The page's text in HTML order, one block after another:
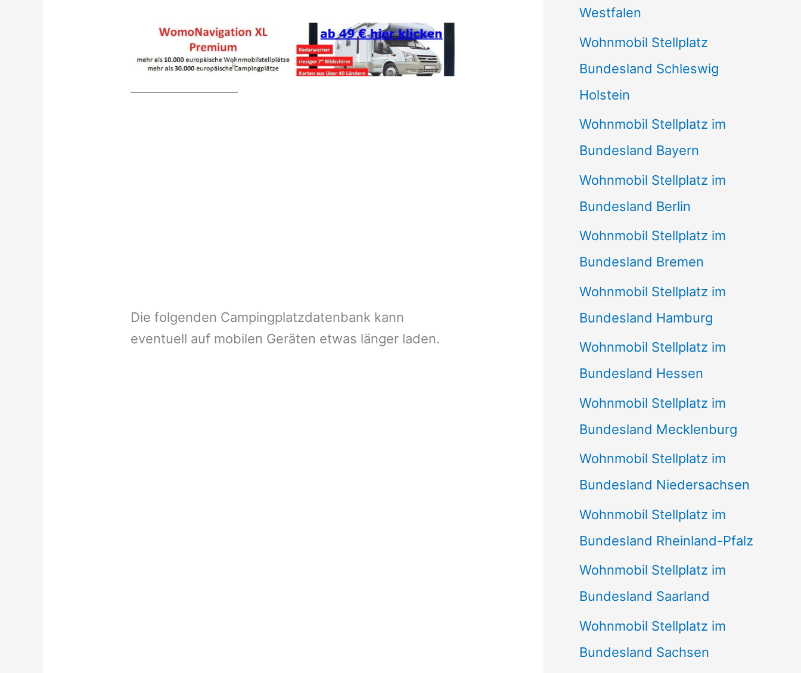
Die folgenden Campingplatzdatenbank kann
eventuell auf mobilen Geräten etwas länger laden.
c
h
:
Westfalen
Wohnmobil Stellplatz
Bundesland Schleswig
Holstein
Wohnmobil Stellplatz im
Bundesland Bayern
Wohnmobil Stellplatz im
Bundesland Berlin
Wohnmobil Stellplatz im
Bundesland Bremen
Wohnmobil Stellplatz im
Bundesland Hamburg
Wohnmobil Stellplatz im
Bundesland Hessen
Wohnmobil Stellplatz im
Bundesland Mecklenburg
Wohnmobil Stellplatz im
Bundesland Niedersachsen
Wohnmobil Stellplatz im
Bundesland Rheinland-Pfalz
Wohnmobil Stellplatz im
Bundesland Saarland
Wohnmobil Stellplatz im
Bundesland Sachsen